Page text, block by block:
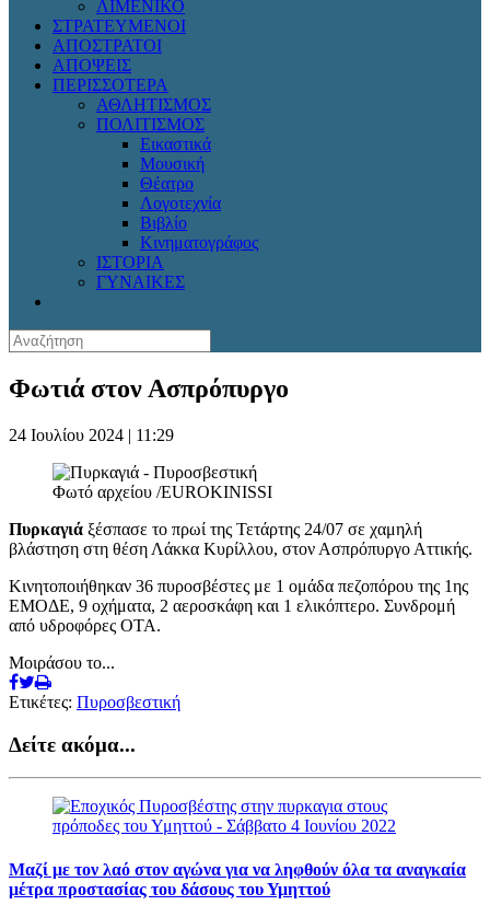
ΛΙΜΕΝΙΚΟ
ΣΤΡΑΤΕΥΜΕΝΟΙ
ΑΠΟΣΤΡΑΤΟΙ
ΑΠΟΨΕΙΣ
ΠΕΡΙΣΣΟΤΕΡΑ
ΑΘΛΗΤΙΣΜΟΣ
ΠΟΛΙΤΙΣΜΟΣ
Εικαστικά
Μουσική
Θέατρο
Λογοτεχνία
Βιβλίο
Κινηματογράφος
ΙΣΤΟΡΙΑ
ΓΥΝΑΙΚΕΣ
Φωτιά στον Ασπρόπυργο
24 Ιουλίου 2024 | 11:29
Φωτό αρχείου /EUROKINISSI
Πυρκαγιά ξέσπασε το πρωί της Τετάρτης 24/07 σε χαμηλή
βλάστηση στη θέση Λάκκα Κυρίλλου, στον Ασπρόπυργο Αττικής.
Κινητοποιήθηκαν 36 πυροσβέστες με 1 ομάδα πεζοπόρου της 1ης
ΕΜΟΔΕ, 9 οχήματα, 2 αεροσκάφη και 1 ελικόπτερο. Συνδρομή
από υδροφόρες ΟΤΑ.
Μοιράσου το...
Ετικέτες: Πυροσβεστική
Δείτε ακόμα...
Μαζί με τον λαό στον αγώνα για να ληφθούν όλα τα αναγκαία
μέτρα προστασίας του δάσους του Υμηττού